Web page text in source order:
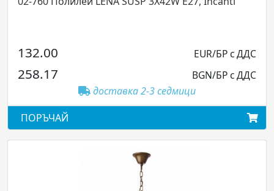
132.00 EUR/БР с ДДС
258.17
BGN/БР с ДДС
доставка 2-3 седмици
ПОРЪЧАЙ